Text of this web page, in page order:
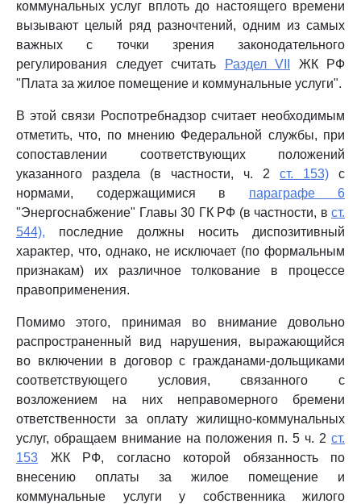
коммунальных услуг вплоть до настоящего времени
вызывают целый ряд разночтений, одним из самых
важных с точки зрения законодательного
регулирования следует считать
Раздел VII
ЖК РФ
"Плата за жилое помещение и коммунальные услуги".
В этой связи Роспотребнадзор считает необходимым
отметить, что, по мнению Федеральной службы, при
сопоставлении соответствующих положений
указанного раздела (в частности, ч. 2 ст. 153) с
нормами, содержащимися в параграфе 6
"Энергоснабжение" Главы 30 ГК РФ (в частности, в ст.
544), последние должны носить диспозитивный
характер, что, однако, не исключает (по формальным
признакам) их различное толкование в процессе
правоприменения.
Помимо этого, принимая во внимание довольно
распространенный вид нарушения, выражающийся
во включении в договор с гражданами-дольщиками
соответствующего условия, связанного с
возложением на них неправомерного бремени
ответственности за оплату жилищно-коммунальных
услуг, обращаем внимание на положения п. 5 ч. 2 ст.
153 ЖК РФ, согласно которой обязанность по
внесению оплаты за жилое помещение и
коммунальные услуги у собственника жилого